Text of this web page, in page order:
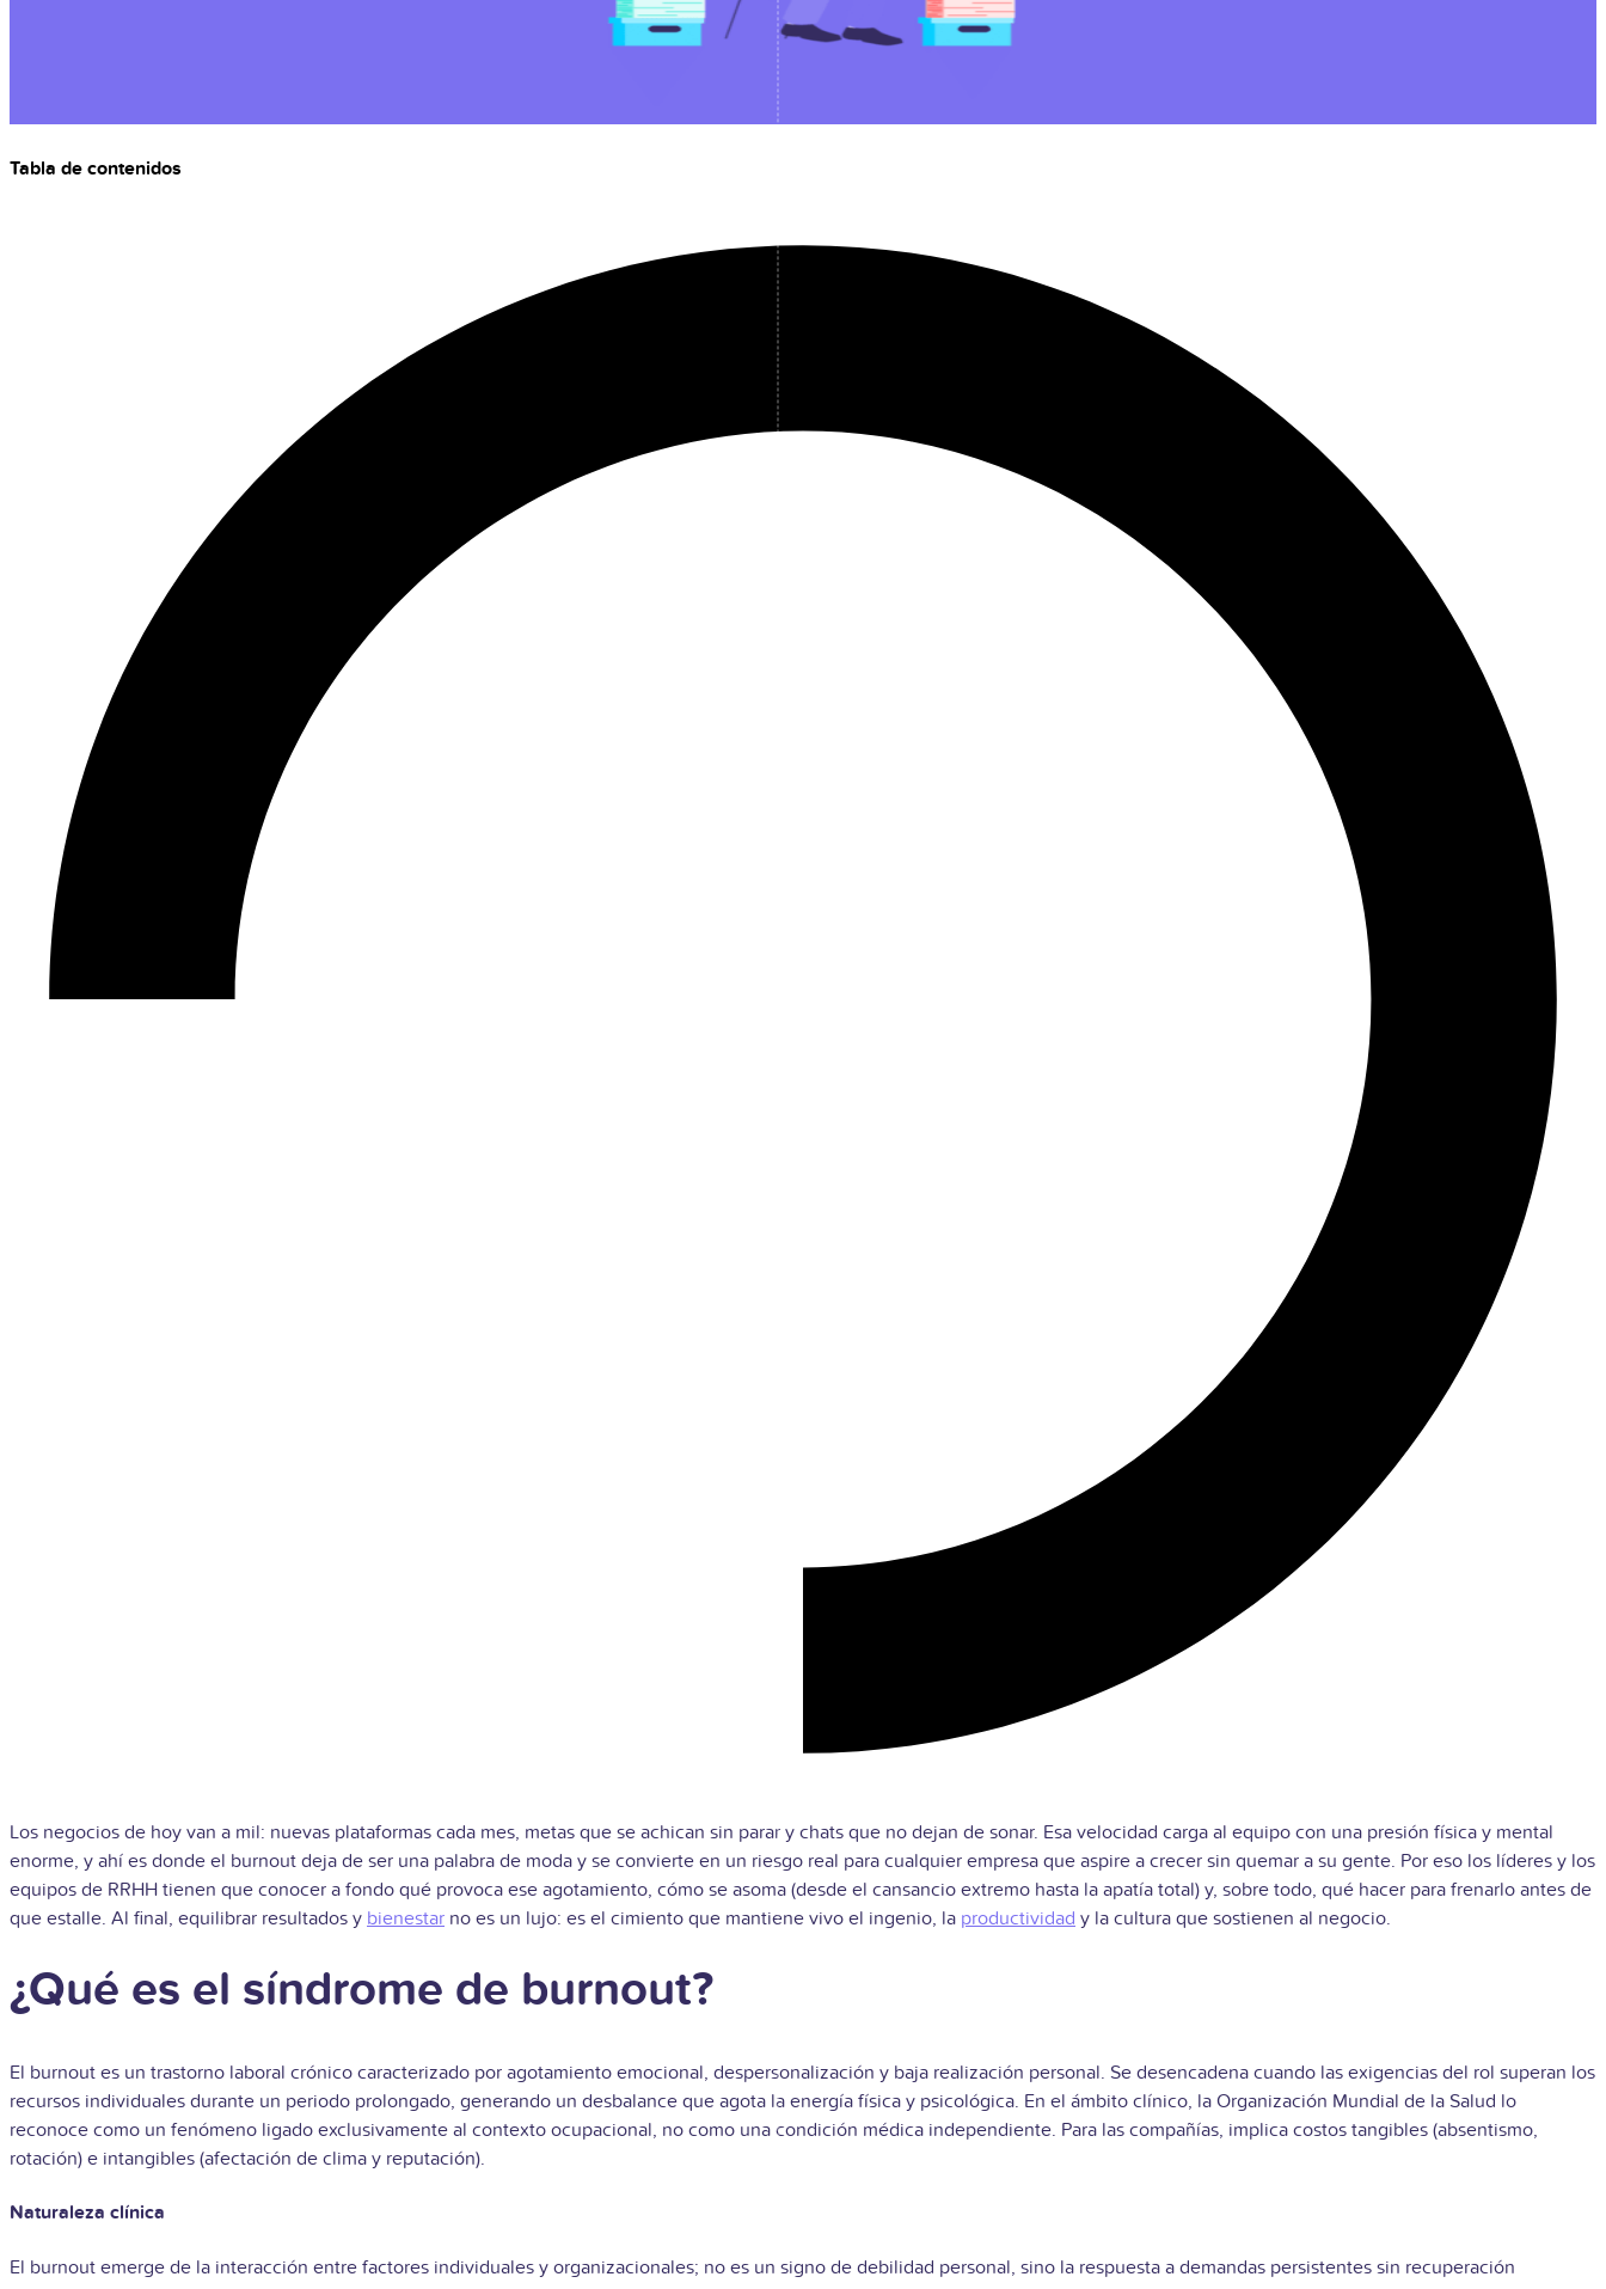
Tabla de contenidos
Los negocios de hoy van a mil: nuevas plataformas cada mes, metas que se achican sin parar y chats que no dejan de sonar. Esa velocidad carga al equipo con una presión física y mental
enorme, y ahí es donde el burnout deja de ser una palabra de moda y se convierte en un riesgo real para cualquier empresa que aspire a crecer sin quemar a su gente. Por eso los líderes y los
equipos de RRHH tienen que conocer a fondo qué provoca ese agotamiento, cómo se asoma (desde el cansancio extremo hasta la apatía total) y, sobre todo, qué hacer para frenarlo antes de
que estalle. Al final, equilibrar resultados y bienestar no es un lujo: es el cimiento que mantiene vivo el ingenio, la productividad y la cultura que sostienen al negocio.
¿Qué es el síndrome de burnout?
El burnout es un trastorno laboral crónico caracterizado por agotamiento emocional, despersonalización y baja realización personal. Se desencadena cuando las exigencias del rol superan los
recursos individuales durante un periodo prolongado, generando un desbalance que agota la energía física y psicológica. En el ámbito clínico, la Organización Mundial de la Salud lo
reconoce como un fenómeno ligado exclusivamente al contexto ocupacional, no como una condición médica independiente. Para las compañías, implica costos tangibles (absentismo,
rotación) e intangibles (afectación de clima y reputación).
Naturaleza clínica
El burnout emerge de la interacción entre factores individuales y organizacionales; no es un signo de debilidad personal, sino la respuesta a demandas persistentes sin recuperación